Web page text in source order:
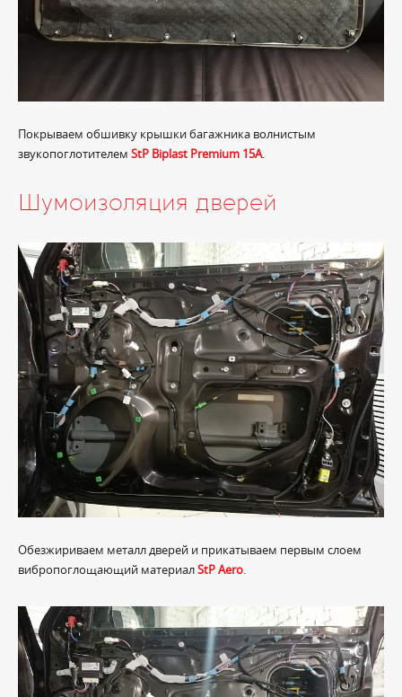
Покрываем обшивку крышки багажника волнистым
звукопоглотителем StP Biplast Premium 15A.
Шумоизоляция дверей
Обезжириваем металл дверей и прикатываем первым слоем
вибропоглощающий материалStP Aero.